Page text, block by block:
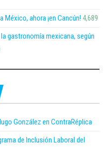
México, ahora ¡en Cancún! 4,689
gastronomía mexicana, según
González en ContraRéplica
de Inclusión Laboral del